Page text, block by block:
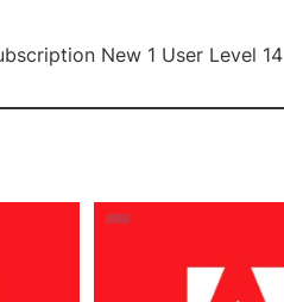
New 1 User Level 14